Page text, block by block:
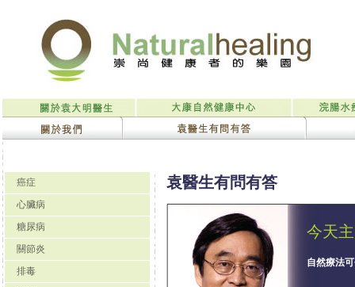
癌症
心臟病
糖尿病
關節炎
排毒
袁醫生有問有答
今天
自然療法